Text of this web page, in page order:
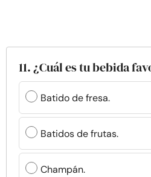
11. ¿Cuál es tu bebida
Batido de fresa.
Batidos de frutas.
Champán.